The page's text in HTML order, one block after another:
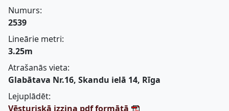
Numurs:
2539
Lineārie metri:
3.25m
Atrašanās vieta:
Glabātava Nr.16, Skandu ielā 14, Rīga
Lejuplādēt:
Vēsturiskā izziņa pdf formātā